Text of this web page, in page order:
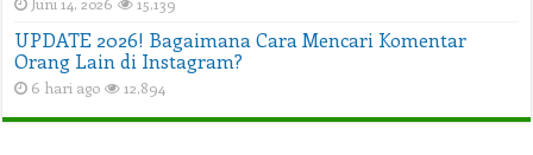
UPDATE 2026! Bagaimana Cara Mencari Komentar
Orang Lain di Instagram?
6 hari ago 12,894